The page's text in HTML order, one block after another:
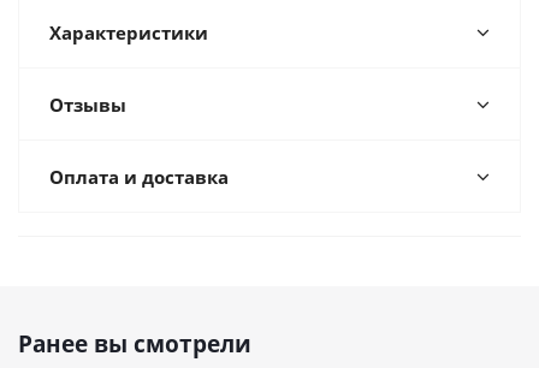
Характеристики
Отзывы
Оплата и доставка
Ранее вы смотрели